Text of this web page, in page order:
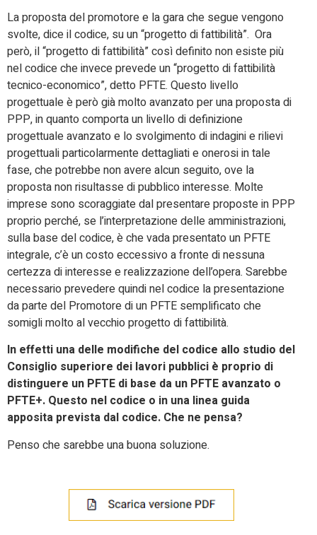
La proposta del promotore e la gara che segue vengono
svolte, dice il codice, su un “progetto di fattibilità”. Ora
però, il “progetto di fattibilità” così definito non esiste più
nel codice che invece prevede un “progetto di fattibilità
tecnico-economico”, detto PFTE. Questo livello
progettuale è però già molto avanzato per una proposta di
PPP, in quanto comporta un livello di definizione
progettuale avanzato e lo svolgimento di indagini e rilievi
progettuali particolarmente dettagliati e onerosi in tale
fase, che potrebbe non avere alcun seguito, ove la
proposta non risultasse di pubblico interesse. Molte
imprese sono scoraggiate dal presentare proposte in PPP
proprio perché, se l’interpretazione delle amministrazioni,
sulla base del codice, è che vada presentato un PFTE
integrale, c’è un costo eccessivo a fronte di nessuna
certezza di interesse e realizzazione dell’opera. Sarebbe
necessario prevedere quindi nel codice la presentazione
da parte del Promotore di un PFTE semplificato che
somigli molto al vecchio progetto di fattibilità.
In effetti una delle modifiche del codice allo studio del
Consiglio superiore dei lavori pubblici è proprio di
distinguere un PFTE di base da un PFTE avanzato o
PFTE+. Questo nel codice o in una linea guida
apposita prevista dal codice. Che ne pensa?
Penso che sarebbe una buona soluzione.